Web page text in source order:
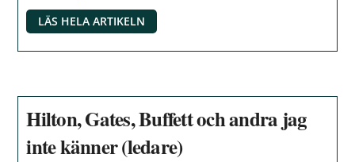
LÄS HELA ARTIKELN
Hilton, Gates, Buffett och andra jag
inte känner (ledare)